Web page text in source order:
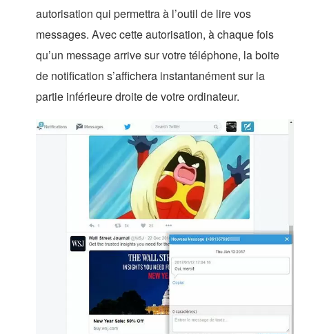
autorisation qui permettra à l’outil de lire vos
messages. Avec cette autorisation, à chaque fois
qu’un message arrive sur votre téléphone, la boite
de notification s’affichera instantanément sur la
partie inférieure droite de votre ordinateur.